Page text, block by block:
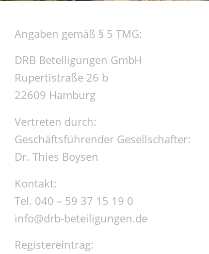
Angaben gemäß § 5 TMG:
DRB Beteiligungen GmbH
Rupertistraße 26 b
22609 Hamburg
Vertreten durch:
Geschäftsführender Gesellschafter:
Dr. Thies Boysen
Kontakt:
Tel. 040 – 59 37 15 19 0
info@drb-beteiligungen.de
Registereintrag: